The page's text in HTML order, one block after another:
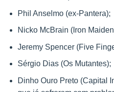
Phil Anselmo (ex-Pantera);
Nicko McBrain (Iron
Jeremy Spencer (Five
Sérgio Dias (Os Mutantes);
Dinho Ouro Preto (Capital